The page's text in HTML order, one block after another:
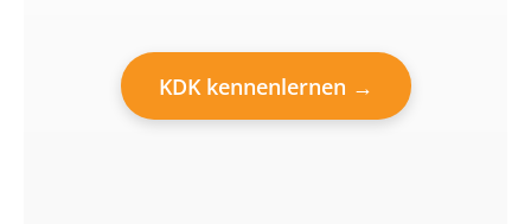
KDK kennenlernen →